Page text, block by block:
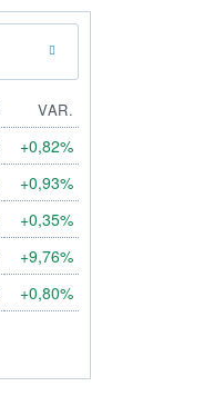
VAR.
+0,82%
+0,93%
+0,35%
+9,76%
+0,80%